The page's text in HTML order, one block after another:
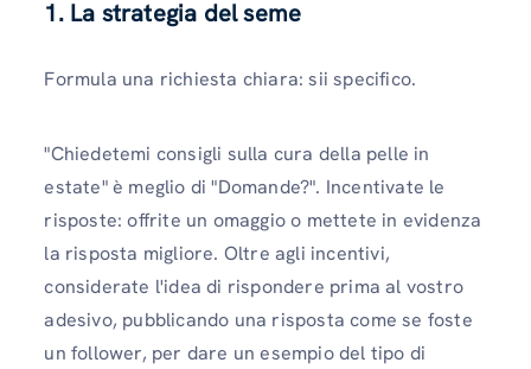
1. La strategia del seme
Formula una richiesta chiara: sii specifico.
"Chiedetemi consigli sulla cura della pelle in
estate" è meglio di "Domande?". Incentivate le
risposte: offrite un omaggio o mettete in evidenza
la risposta migliore. Oltre agli incentivi,
considerate l'idea di rispondere prima al vostro
adesivo, pubblicando una risposta come se foste
un follower, per dare un esempio del tipo di